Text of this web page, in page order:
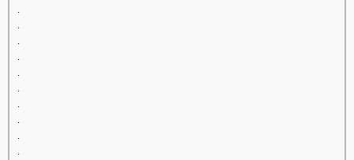
.
.
.
.
.
.
.
.
.
.